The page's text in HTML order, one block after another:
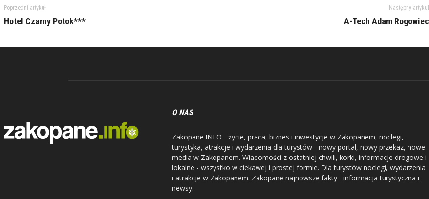
Poprzedni artykuł
Hotel Czarny Potok***
Następny artykuł
A-Tech Adam Rogowiec
O NAS
Zakopane.INFO - życie, praca, biznes i inwestycje w Zakopanem, noclegi,
turystyka, atrakcje i wydarzenia dla turystów - nowy portal, nowy przekaz, nowe
media w Zakopanem. Wiadomości z ostatniej chwili, korki, informacje drogowe i
lokalne - wszystko w ciekawej i prostej formie. Dla turystów noclegi, wydarzenia
i atrakcje w Zakopanem. Zakopane najnowsze fakty - informacja turystyczna i
newsy.